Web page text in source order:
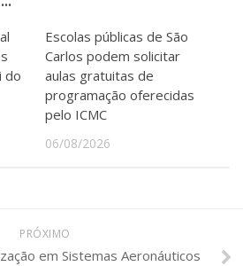
do
Escolas públicas de São
Carlos podem solicitar
aulas gratuitas de
programação oferecidas
pelo ICMC
06/08/2026
PRÓXIMO
em Sistemas Aeronáuticos